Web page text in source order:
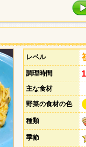
レベル
調理時間
主な食材
野菜の食材の色
種類
季節